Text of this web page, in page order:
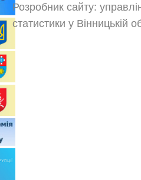
Розробник сайту:
статистики у Вінницькій